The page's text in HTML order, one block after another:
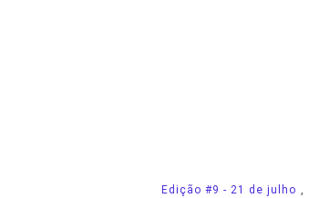
Edição #9 - 21 de julho